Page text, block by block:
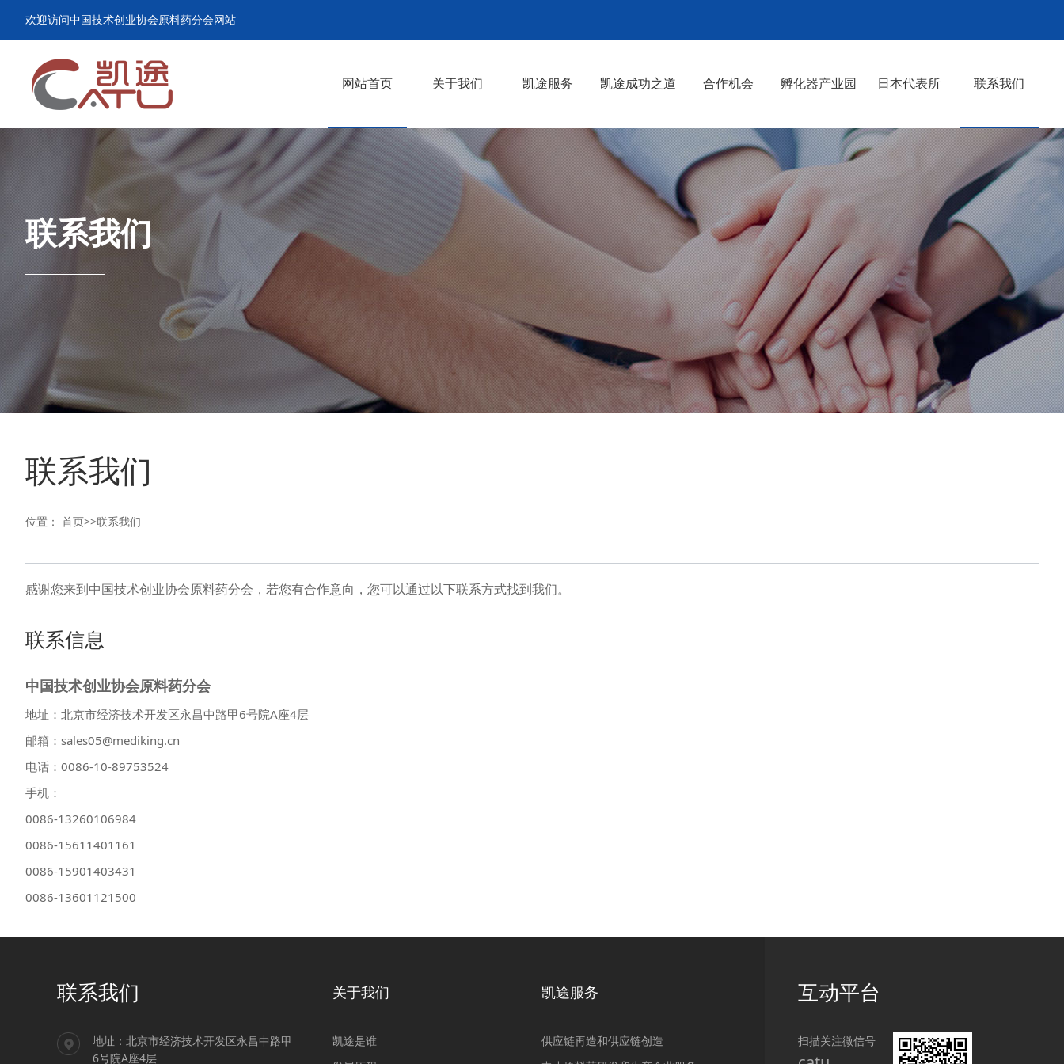
欢迎访问中国技术创业协会原料药分会网站
网站首页 关于我们
凯途是谁 >
发展历程 >
新型CDMO商业模式 >
组织架构 >
公司动态 >
凯途服务
供应链再造和供应链创造 >
中小原料药研发和生产企业
服务
>
销售公司、个人销售冠军和
中小制剂企业服务
>
大企业服务 >
园区服务 >
凯途成功之道 合作机会 孵化器产业园 日本代表所
日本代表所設立 >
中国原料薬連盟CATU >
連絡方法 >
联系我们
联系我们
联系我们
位置： 首页>>联系我们
感谢您来到中国技术创业协会原料药分会，若您有合作意向，您可以通过以下联系方式找到我们。
联系信息
中国技术创业协会原料药分会
地址：北京市经济技术开发区永昌中路甲6号院A座4层
邮箱：sales05@mediking.cn
电话：0086-10-89753524
手机：
0086-13260106984
0086-15611401161
0086-15901403431
0086-13601121500
联系我们
地址：北京市经济技术开发区永昌中路甲
6号院A座4层
关于我们
凯途是谁
凯途服务
供应链再造和供应链创造
互动平台
扫描关注微信号